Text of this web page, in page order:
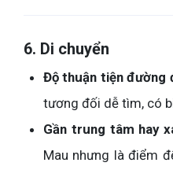
6. Di chuyển
Độ thuận tiện đường
tương đối dễ tìm, có
Gần trung tâm hay
Mau nhưng là điểm